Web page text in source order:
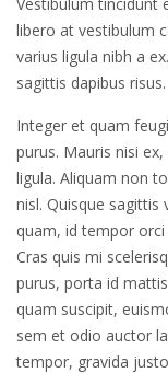
libero at vestibulum
varius ligula nibh a
sagittis dapibus risus.
Integer et quam
purus. Mauris nisi
ligula. Aliquam non
nisl. Quisque sagittis
quam, id tempor
Cras quis mi
purus, porta id
quam suscipit,
sem et odio auctor
tempor, gravida